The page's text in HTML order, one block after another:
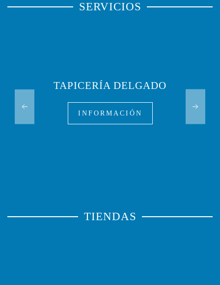
SERVICIOS
TAPICERÍA DELGADO
INFORMACIÓN
TIENDAS